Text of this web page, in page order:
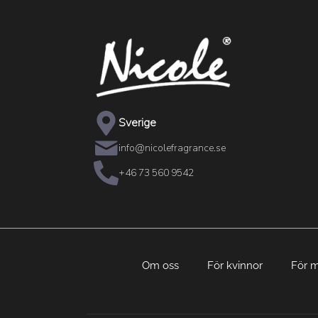
Sverige
info@nicolefragrance.se
+46 73 560 9542
Om oss För kvinnor För